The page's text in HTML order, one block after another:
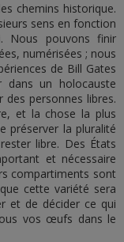
chemins historique.
sens en fonction
Nous pouvons finir
numérisées ; nous
de Bill Gates
dans un holocauste
des personnes libres.
et la chose la plus
préserver la pluralité
libre. Des États
et nécessaire
compartiments sont
cette variété sera
et de décider ce qui
vos œufs dans le